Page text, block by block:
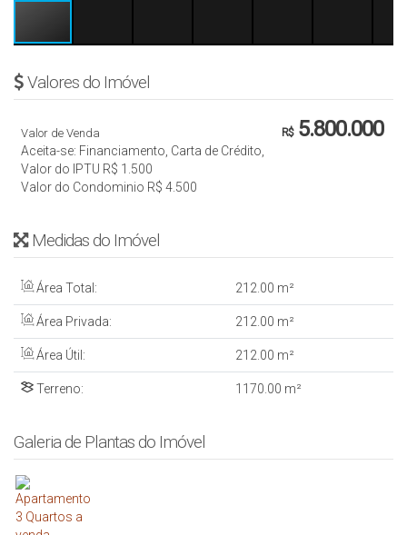
Valores do Imóvel
R$5.800.000
Valor de Venda
Aceita-se: Financiamento, Carta de Crédito,
Valor do IPTU R$ 1.500
Valor do Condominio R$ 4.500
Medidas do Imóvel
Área Total: 212.00 m²
Área Privada: 212.00 m²
Área Útil: 212.00 m²
Terreno: 1170.00 m²
Galeria de Plantas do Imóvel